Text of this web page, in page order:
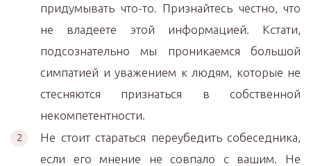
придумывать что-то. Признайтесь честно, что
не владеете этой информацией. Кстати,
подсознательно мы проникаемся большой
симпатией и уважением к людям, которые не
стесняются признаться в собственной
некомпетентности.
Не стоит стараться переубедить собеседника,
если его мнение не совпало с вашим. Не